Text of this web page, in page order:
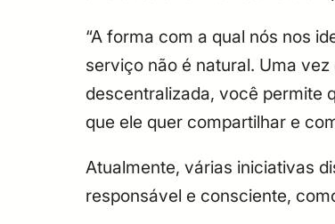
“A forma com a qual nós nos
serviço não é natural. Uma
descentralizada, você permite
que ele quer compartilhar e
Atualmente, várias iniciativas
responsável e consciente,